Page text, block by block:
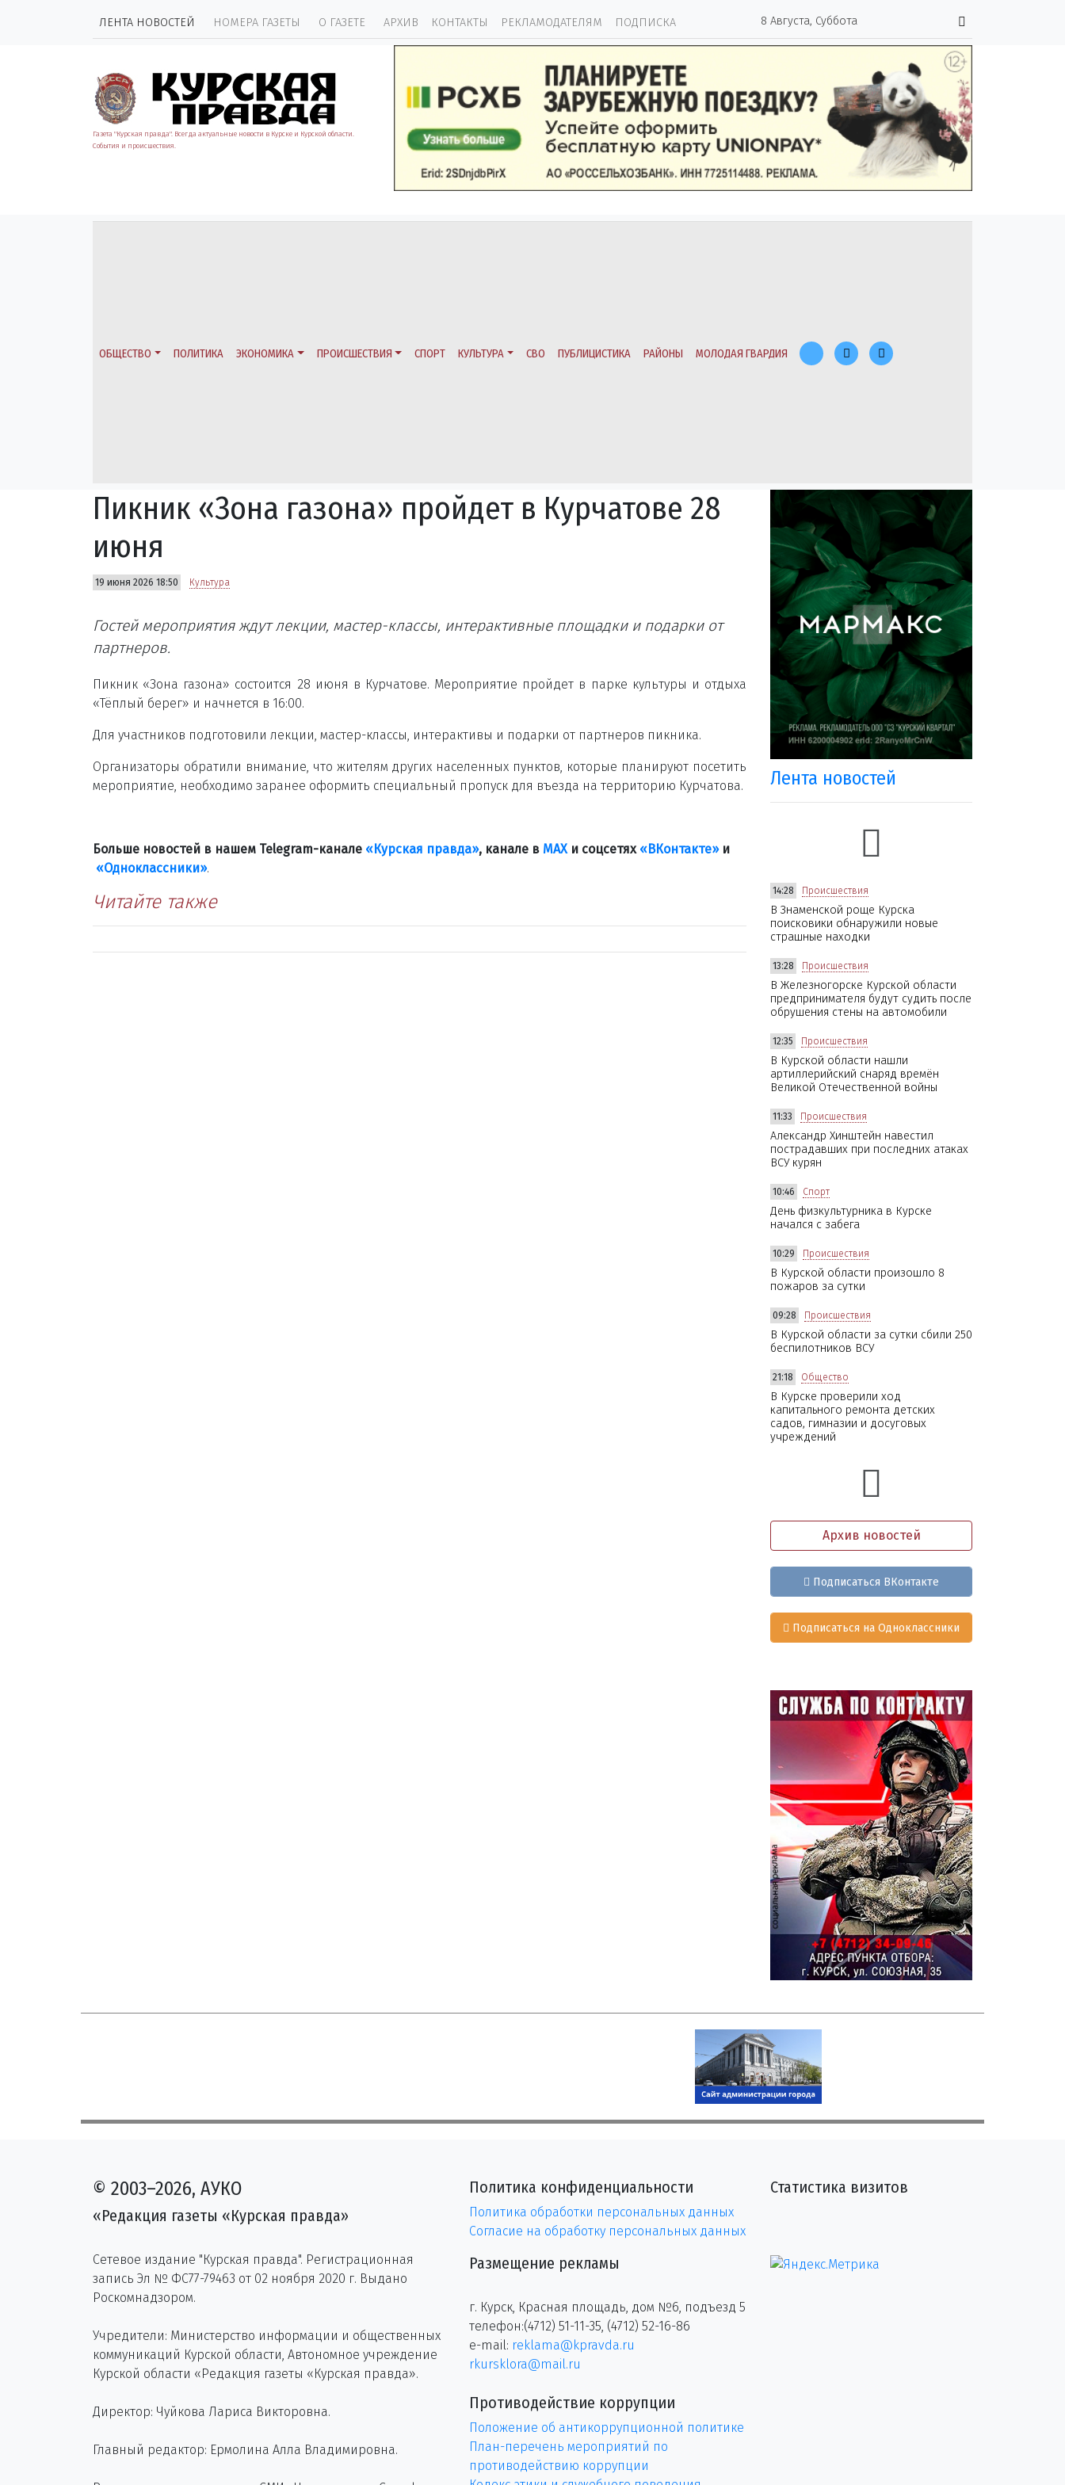
ЛЕНТА НОВОСТЕЙ НОМЕРА ГАЗЕТЫ О ГАЗЕТЕ АРХИВ КОНТАКТЫ РЕКЛАМОДАТЕЛЯМ ПОДПИСКА 8 Августа, Суббота
Газета "Курская правда". Всегда актуальные новости в Курске и Курской области.
События и происшествия.
ОБЩЕСТВО ПОЛИТИКА ЭКОНОМИКА ПРОИСШЕСТВИЯ СПОРТ КУЛЬТУРА СВО ПУБЛИЦИСТИКА РАЙОНЫ МОЛОДАЯ ГВАРДИЯ
Пикник «Зона газона» пройдет в Курчатове 28
июня
19 июня 2026 18:50 Культура
Гостей мероприятия ждут лекции, мастер-классы, интерактивные площадки и подарки от
партнеров.
Пикник «Зона газона» состоится 28 июня в Курчатове. Мероприятие пройдет в парке культуры и отдыха
«Тёплый берег» и начнется в 16:00.
Для участников подготовили лекции, мастер-классы, интерактивы и подарки от партнеров пикника.
Организаторы обратили внимание, что жителям других населенных пунктов, которые планируют посетить
мероприятие, необходимо заранее оформить специальный пропуск для въезда на территорию Курчатова.
Больше новостей в нашем Telegram-канале «Курская правда», канале в МАХи соцсетях «ВКонтакте»и
«Одноклассники».
Читайте также
Лента новостей
14:28 Происшествия
В Знаменской роще Курска
поисковики обнаружили новые
страшные находки
13:28 Происшествия
В Железногорске Курской области
предпринимателя будут судить после
обрушения стены на автомобили
12:35 Происшествия
В Курской области нашли
артиллерийский снаряд времён
Великой Отечественной войны
11:33 Происшествия
Александр Хинштейн навестил
пострадавших при последних атаках
ВСУ курян
10:46 Спорт
День физкультурника в Курске
начался с забега
10:29 Происшествия
В Курской области произошло 8
пожаров за сутки
09:28 Происшествия
В Курской области за сутки сбили 250
беспилотников ВСУ
21:18 Общество
В Курске проверили ход
капитального ремонта детских
садов, гимназии и досуговых
учреждений
Архив новостей
Подписаться ВКонтакте
Подписаться на Одноклассники
© 2003–2026, АУКО
«Редакция газеты «Курская правда»
Сетевое издание "Курская правда". Регистрационная
запись Эл № ФС77-79463 от 02 ноября 2020 г. Выдано
Роскомнадзором.
Учредители: Министерство информации и общественных
коммуникаций Курской области, Автономное учреждение
Курской области «Редакция газеты «Курская правда».
Директор: Чуйкова Лариса Викторовна.
Главный редактор: Ермолина Алла Владимировна.
Политика конфиденциальности
Политика обработки персональных данных
Согласие на обработку персональных данных
Размещение рекламы
г. Курск, Красная площадь, дом №6, подъезд 5
телефон:(4712) 51-11-35, (4712) 52-16-86
e-mail: reklama@kpravda.ru
rkursklora@mail.ru
Противодействие коррупции
Положение об антикоррупционной политике
План-перечень мероприятий по
противодействию коррупции
Статистика визитов